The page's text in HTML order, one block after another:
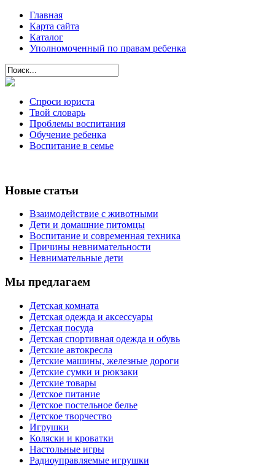
Главная
Карта сайта
Каталог
Уполномоченный по правам ребенка
Спроси юриста
Твой словарь
Проблемы воспитания
Обучение ребенка
Воспитание в семье
Новые статьи
Взаимодействие с животными
Дети и домашние питомцы
Воспитание и современная техника
Причины невнимательности
Невнимательные дети
Мы предлагаем
Детская комната
Детская одежда и аксессуары
Детская посуда
Детская спортивная одежда и обувь
Детские автокресла
Детские машины, железные дороги
Детские сумки и рюкзаки
Детские товары
Детское питание
Детское постельное белье
Детское творчество
Игрушки
Коляски и кроватки
Настольные игры
Радиоуправляемые игрушки